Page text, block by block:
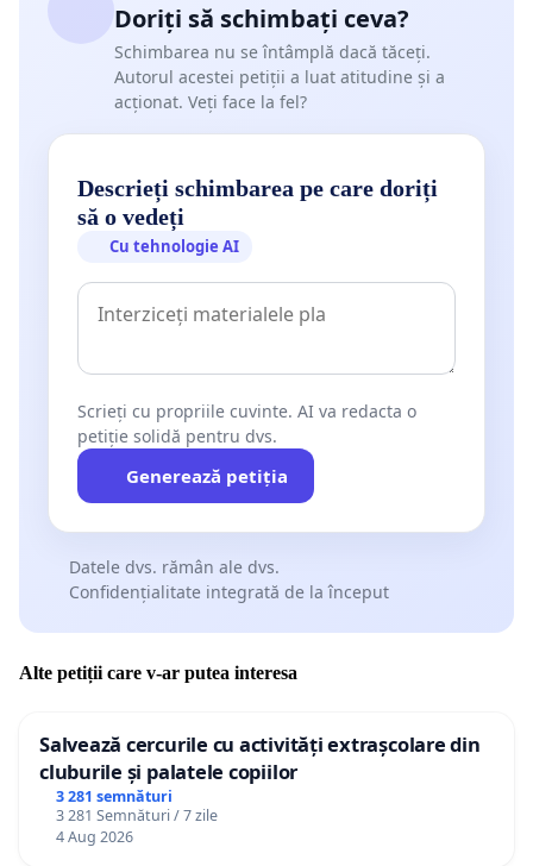
Doriți să schimbați ceva?
Schimbarea nu se întâmplă dacă tăceți.
Autorul acestei petiții a luat atitudine și a
acționat. Veți face la fel?
Descrieți schimbarea pe care doriți
să o vedeți
Cu tehnologie AI
Scrieți cu propriile cuvinte. AI va redacta o
petiție solidă pentru dvs.
Generează petiția
Datele dvs. rămân ale dvs.
Confidențialitate integrată de la început
Alte petiții care v-ar putea interesa
Salvează cercurile cu activități extrașcolare din
cluburile și palatele copiilor
3 281 semnături
3 281 Semnături / 7 zile
4 Aug 2026